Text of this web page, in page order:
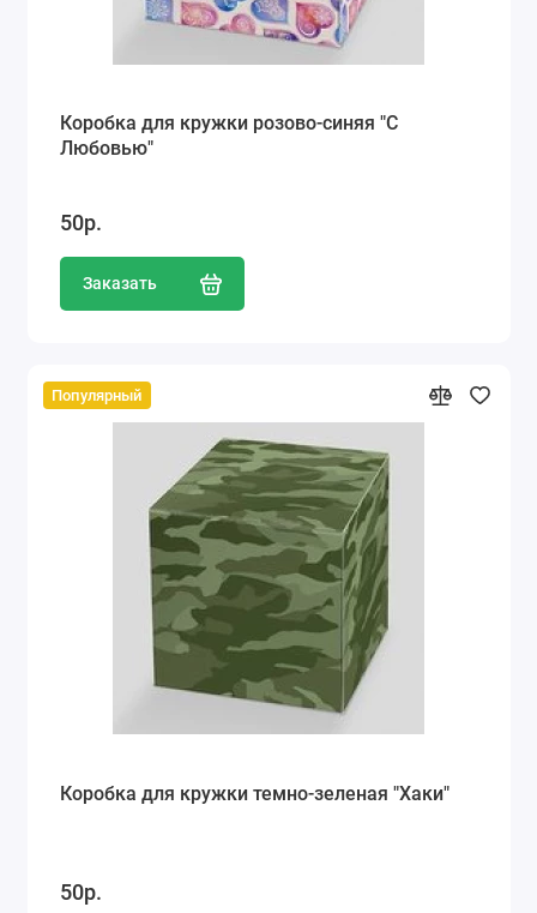
Коробка для кружки розово-синяя "С
Любовью"
50р.
Заказать
Популярный
Коробка для кружки темно-зеленая "Хаки"
50р.